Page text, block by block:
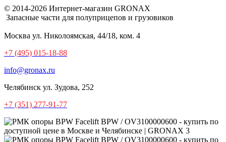
© 2014-2026 Интернет-магазин GRONAX
Запасные части для полуприцепов и грузовиков
Москва ул. Николоямская, 44/18, ком. 4
+7 (495) 015-18-88
info@gronax.ru
Челябинск ул. Зудова, 252
+7 (351) 277-91-77